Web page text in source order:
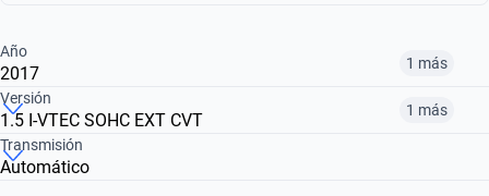
Año
2017 1 más
2017
$ 33.720.000
2019
Versión
1.5 I-VTEC SOHC EXT CVT 1 más
Transmisión
Automático